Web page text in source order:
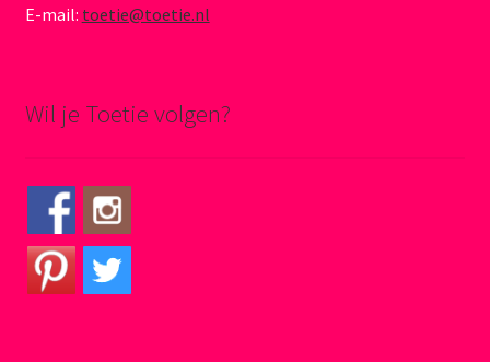
E-mail: toetie@toetie.nl
Wil je Toetie volgen?